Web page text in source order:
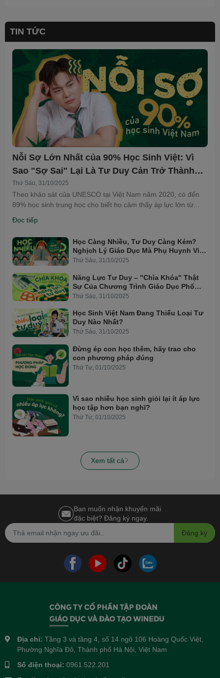
TIN TỨC
Nỗi Sợ Lớn Nhất của 90% Học Sinh Việt: Vì
Sao "Sợ Sai" Lại Là Tư Duy Cản Trở Thành
Công?
Thứ Sáu, 31/10/2025
Theo khảo sát của UNESCO tại Việt Nam năm 2020, có đến
89% học sinh trung học cho biết họ cảm thấy áp lực lớn từ...
Đọc tiếp
Học Càng Nhiều, Tư Duy Càng Kém?
Nghịch Lý Giáo Dục Mà Phụ Huynh Việt
Cần Biết
Thứ Sáu, 31/10/2025
Năng Lực Tư Duy – "Chìa Khóa" Thật
Sự Của Chương Trình Giáo Dục Phổ
Thông Mới
Thứ Sáu, 31/10/2025
Học Sinh Việt Nam Đang Thiếu Loại Tư
Duy Nào Nhất?
Thứ Sáu, 31/10/2025
Đừng ép con học thêm, hãy trao cho
con phương pháp đúng
Thứ Tư, 01/10/2025
Vì sao nhiều học sinh giỏi lại ít áp lực
học tập hơn bạn nghĩ?
Thứ Tư, 01/10/2025
Xem tất cả
Bạn muốn nhận khuyến mãi
đặc biệt? Đăng ký ngay.
Đăng ký
Địa chỉ: Tầng 3 và tầng 4, số 14 ngõ 106 Hoàng Quốc Việt,
Phường Nghĩa Đô, Thành phố Hà Nội, Việt Nam
Số điện thoại: 0961.522.201